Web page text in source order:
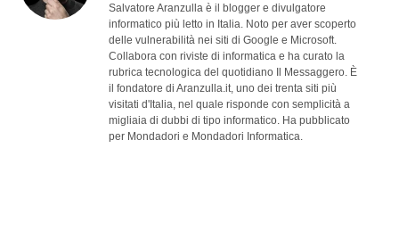
Salvatore Aranzulla è il blogger e divulgatore
informatico più letto in Italia. Noto per aver scoperto
delle vulnerabilità nei siti di Google e Microsoft.
Collabora con riviste di informatica e ha curato la
rubrica tecnologica del quotidiano Il Messaggero. È
il fondatore di Aranzulla.it, uno dei trenta siti più
visitati d'Italia, nel quale risponde con semplicità a
migliaia di dubbi di tipo informatico. Ha pubblicato
per Mondadori e Mondadori Informatica.